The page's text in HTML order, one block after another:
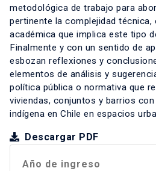
metodológica de trabajo para
pertinente la complejidad técnica,
académica que implica este tipo
Finalmente y con un sentido de
esbozan reflexiones y
elementos de análisis y
política pública o normativa que
viviendas, conjuntos y barrios
indígena en Chile en espacios
Descargar PDF
Año de ingreso